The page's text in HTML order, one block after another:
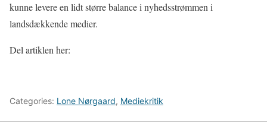
kunne levere en lidt større balance i nyhedsstrømmen i
landsdækkende medier.
Del artiklen her:
Categories: Lone Nørgaard, Mediekritik